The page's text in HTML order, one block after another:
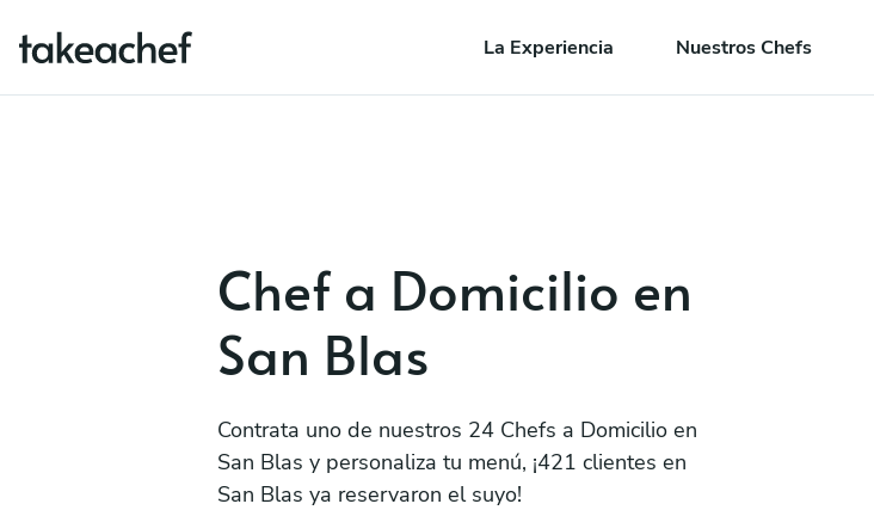
La Experiencia Nuestros Chefs
Chef a Domicilio en
San Blas
Contrata uno de nuestros 24 Chefs a Domicilio en
San Blas y personaliza tu menú, ¡421 clientes en
San Blas ya reservaron el suyo!